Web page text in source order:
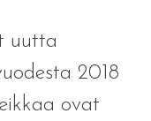
uutta
2018
ovat